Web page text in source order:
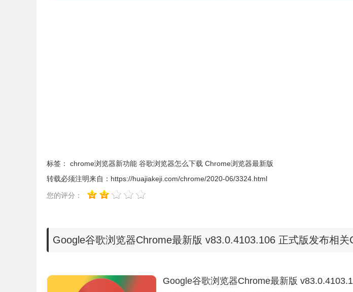
http://dl.google.com/release2/chrome/
http://www.google.com/dl/release2/chrome/
https://redirector.gvt1.com/edgedl/release2/chrome/
https://dl.google.com/release2/chrome/
https://www.google.com/dl/release2/chrome/
http://redirector.gvt1.com/edgedl/release2/chrome/
Google Chrome v83.0.4103.106 Mac版
https://dl.google.com/release2/chrome/SKSyw3TqP-TbjUfrgN63yQ_83.0.4103.106/
标签： chrome浏览器新功能 谷歌浏览器怎么下载 Chrome浏览器最新版
转载必须注明来自： https://huajiakeji.com/chrome/2020-06/3324.html
您的评分：
Google谷歌浏览器Chrome最新版 v83.0.4103.106 正式版发布相关
Google谷歌浏览器Chrome最新版